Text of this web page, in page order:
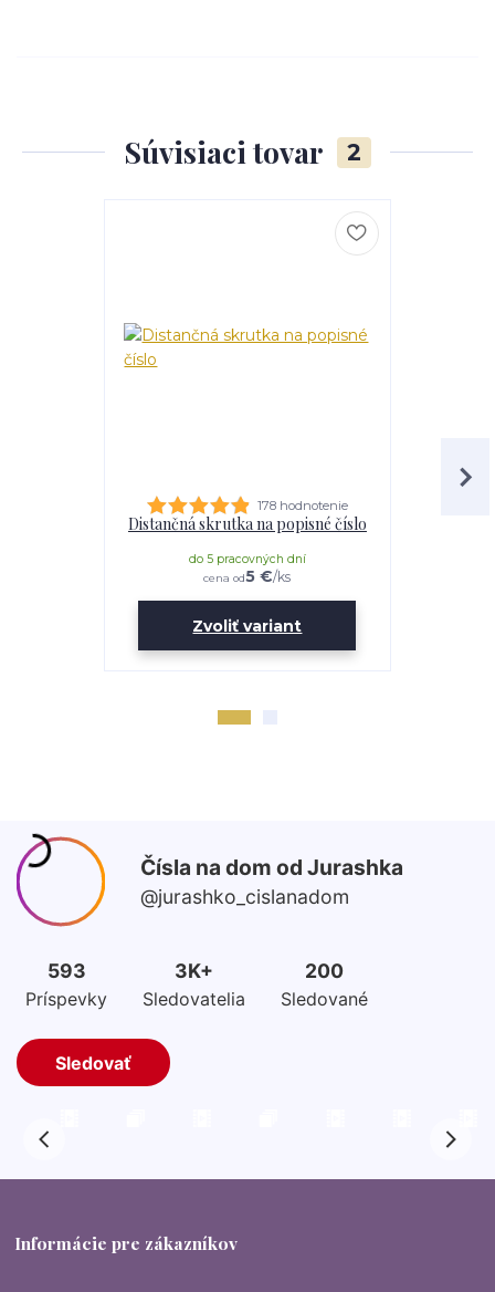
Súvisiaci tovar 2
178 hodnotenie
Distančná skrutka na popisné číslo
cena od5 €/ks
do 5 pracovných dní
Zvoliť variant
Informácie pre zákazníkov